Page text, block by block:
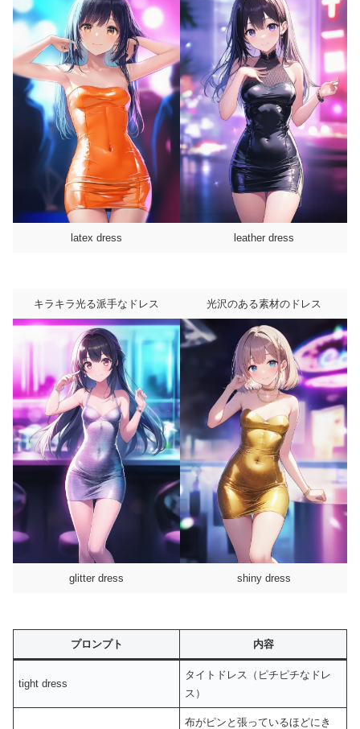
latex dress leather dress
キラキラ光る派手なドレス
glitter dress
光沢のある素材のドレス
shiny dress
プロンプト 内容
tight dress
タイトドレス（ピチピチなドレ
ス）
布がピンと張っているほどにき